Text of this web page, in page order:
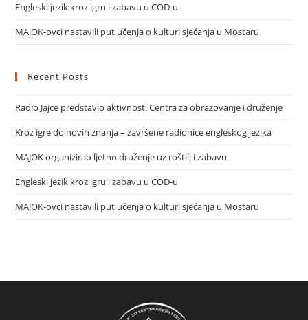
Engleski jezik kroz igru i zabavu u COD-u
MAJOK-ovci nastavili put učenja o kulturi sjećanja u Mostaru
Recent Posts
Radio Jajce predstavio aktivnosti Centra za obrazovanje i druženje
Kroz igre do novih znanja – završene radionice engleskog jezika
MAJOK organizirao ljetno druženje uz roštilj i zabavu
Engleski jezik kroz igru i zabavu u COD-u
MAJOK-ovci nastavili put učenja o kulturi sjećanja u Mostaru